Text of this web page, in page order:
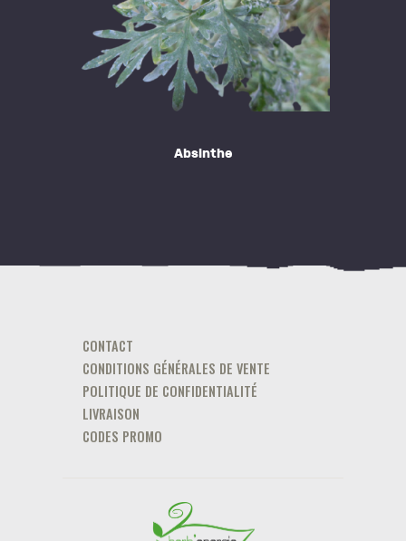
Absinthe
CONTACT
CONDITIONS GÉNÉRALES DE VENTE
POLITIQUE DE CONFIDENTIALITÉ
LIVRAISON
CODES PROMO